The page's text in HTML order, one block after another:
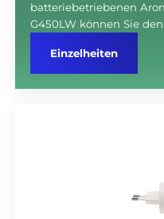
batteriebetriebenen
G450LW können Sie
Einzelheiten